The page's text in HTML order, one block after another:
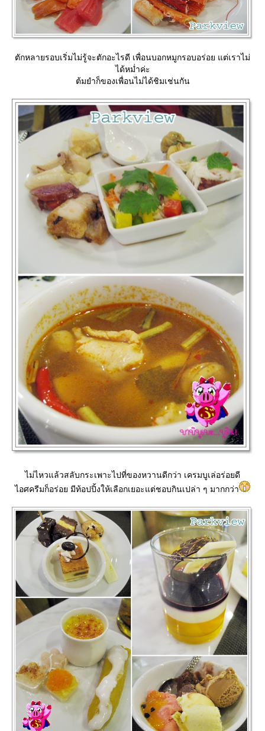
ตักหลายรอบเริ่มไม่รู้จะตักอะไรดี เพื่อนบอกหมูกรอบอร่อย แต่เราไม่
ได้หม่ำค่ะ
ต้มยำก็ของเพื่อนไม่ได้ชิมเช่นกัน
ไม่ไหวแล้วสลับกระเพาะไปที่ของหวานดีกว่า เครมบูเล่อร่อยดี
ไอศครีมก็อร่อย มีท้อปปิ้งให้เลือกเยอะแต่ชอบกินเปล่า ๆ มากกว่า